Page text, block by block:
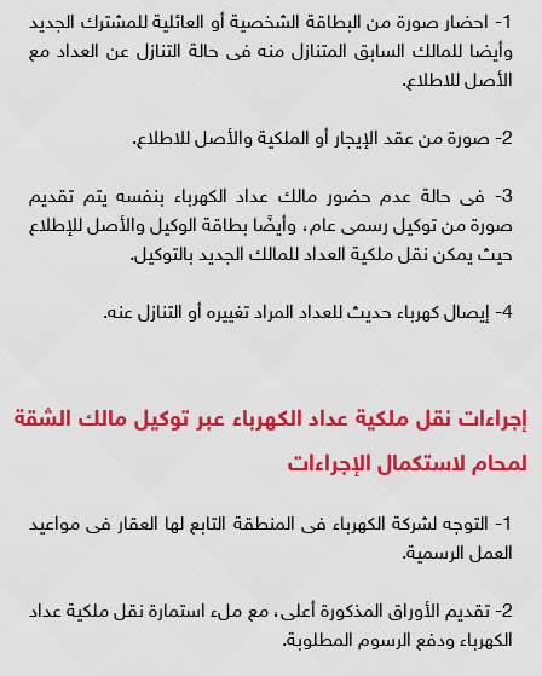
1- احضار صورة من البطاقة الشخصية أو العائلية للمشترك الجديد
وأيضا للمالك السابق المتنازل منه فى حالة التنازل عن العداد مع
الأصل للاطلاع.
2- صورة من عقد الإيجار أو الملكية والأصل للاطلاع.
3- فى حالة عدم حضور مالك عداد الكهرباء بنفسه يتم تقديم
صورة من توكيل رسمى عام، وأيضًا بطاقة الوكيل والأصل للإطلاع
حيث يمكن نقل ملكية العداد للمالك الجديد بالتوكيل.
4- إيصال كهرباء حديث للعداد المراد تغييره أو التنازل عنه.
إجراءات نقل ملكية عداد الكهرباء عبر توكيل مالك الشقة
لمحام لاستكمال الإجراءات
1- التوجه لشركة الكهرباء فى المنطقة التابع لها العقار فى مواعيد
العمل الرسمية.
2- تقديم الأوراق المذكورة أعلى، مع ملء استمارة نقل ملكية عداد
الكهرباء ودفع الرسوم المطلوبة.